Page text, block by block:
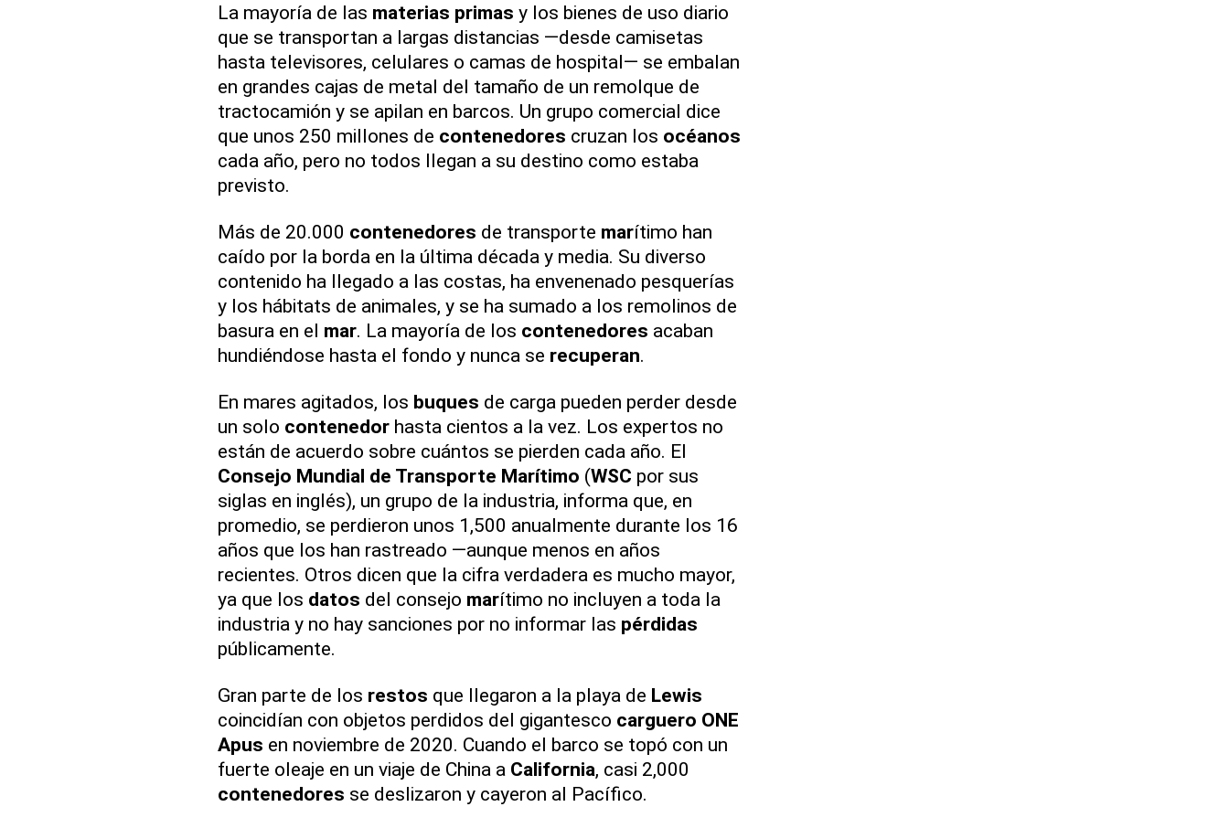
La mayoría de las materias primas y los bienes de uso diario
que se transportan a largas distancias —desde camisetas
hasta televisores, celulares o camas de hospital— se embalan
en grandes cajas de metal del tamaño de un remolque de
tractocamión y se apilan en barcos. Un grupo comercial dice
que unos 250 millones de contenedores cruzan los océanos
cada año, pero no todos llegan a su destino como estaba
previsto.
Más de 20.000 contenedores de transporte marítimo han
caído por la borda en la última década y media. Su diverso
contenido ha llegado a las costas, ha envenenado pesquerías
y los hábitats de animales, y se ha sumado a los remolinos de
basura en el mar. La mayoría de los contenedores acaban
hundiéndose hasta el fondo y nunca se recuperan.
En mares agitados, los buques de carga pueden perder desde
un solo contenedorhasta cientos a la vez. Los expertos no
están de acuerdo sobre cuántos se pierden cada año. El
Consejo Mundial de Transporte Marítimo (WSC por sus
siglas en inglés), un grupo de la industria, informa que, en
promedio, se perdieron unos 1,500 anualmente durante los 16
años que los han rastreado —aunque menos en años
recientes. Otros dicen que la cifra verdadera es mucho mayor,
ya que los datos del consejo marítimo no incluyen a toda la
industria y no hay sanciones por no informar las pérdidas
públicamente.
Gran parte de los restos que llegaron a la playa de Lewis
coincidían con objetos perdidos del gigantesco carguero ONE
Apus en noviembre de 2020. Cuando el barco se topó con un
fuerte oleaje en un viaje de China a California, casi 2,000
contenedores se deslizaron y cayeron al Pacífico.